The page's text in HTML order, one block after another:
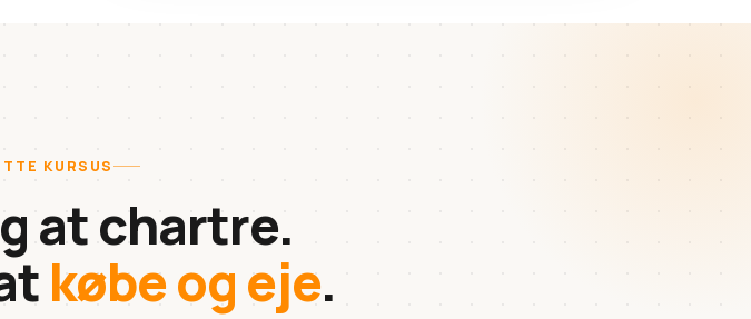
KURSUS
at chartre.
købe og eje.